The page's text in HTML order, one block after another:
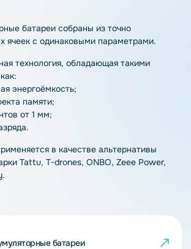
батареи собраны из точно
ячеек с одинаковыми параметрами.
технология, обладающая такими
энергоёмкость;
памяти;
от 1 мм;
в качестве альтернативы
Tattu, T-drones, ONBO, Zeee Power,
батареи